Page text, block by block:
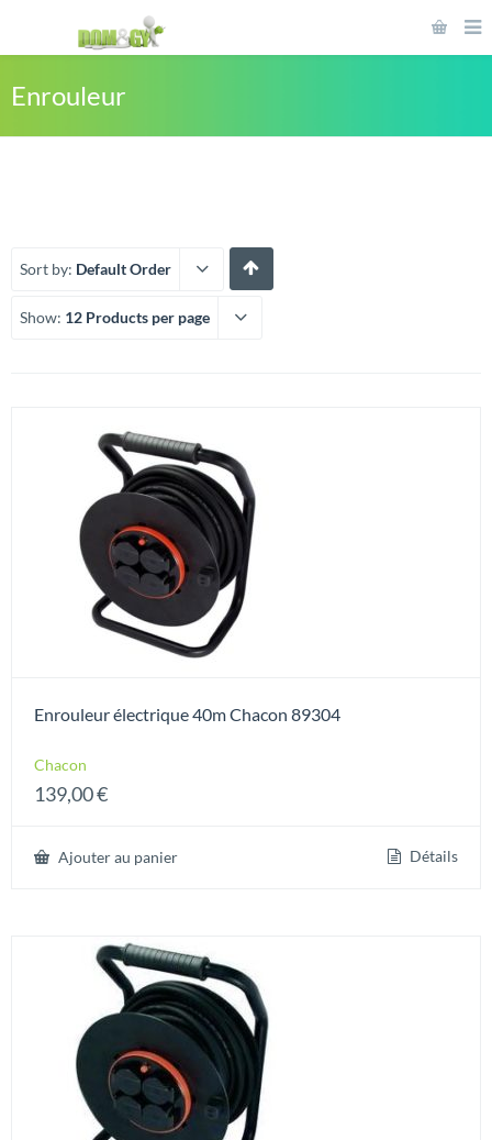
Enrouleur
Sort by: Default Order
Show: 12 Products per page
Enrouleur électrique 40m Chacon 89304
Chacon
139,00€
Ajouter au panier Détails